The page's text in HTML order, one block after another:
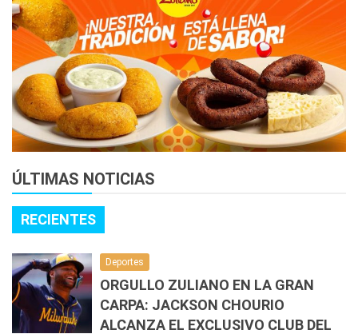
ÚLTIMAS NOTICIAS
RECIENTES
Deportes
ORGULLO ZULIANO EN LA GRAN
CARPA: JACKSON CHOURIO
ALCANZA EL EXCLUSIVO CLUB DEL